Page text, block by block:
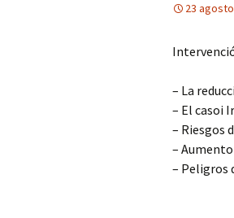
23
– La
– El casoi
– Riesgos
–
– Peligros